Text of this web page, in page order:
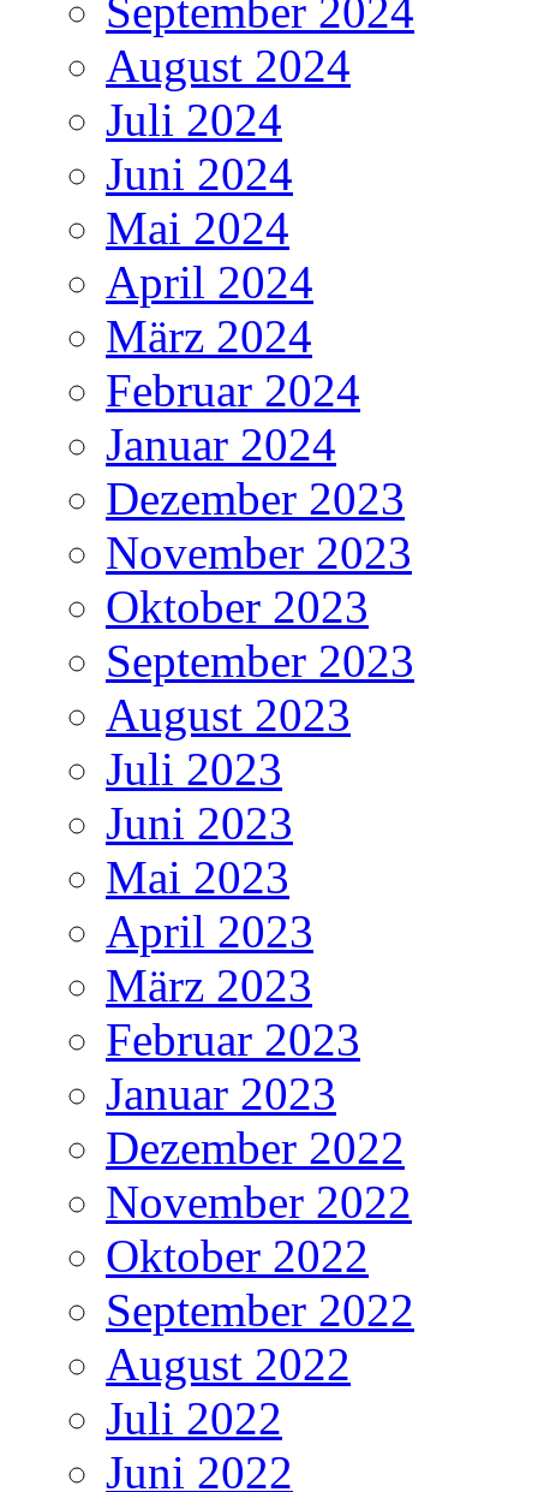
September 2024
August 2024
Juli 2024
Juni 2024
Mai 2024
April 2024
März 2024
Februar 2024
Januar 2024
Dezember 2023
November 2023
Oktober 2023
September 2023
August 2023
Juli 2023
Juni 2023
Mai 2023
April 2023
März 2023
Februar 2023
Januar 2023
Dezember 2022
November 2022
Oktober 2022
September 2022
August 2022
Juli 2022
Juni 2022